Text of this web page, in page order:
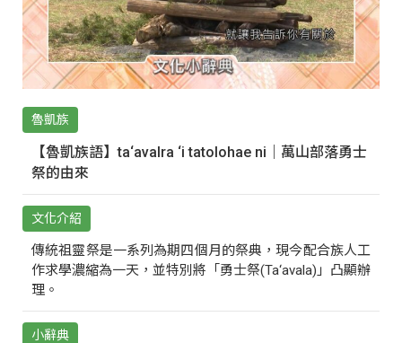
魯凱族
【魯凱族語】ta‘avalra ‘i tatolohae ni｜萬山部落勇士
祭的由來
文化介紹
傳統祖靈祭是一系列為期四個月的祭典，現今配合族人工
作求學濃縮為一天，並特別將「勇士祭(Ta‘avala)」凸顯辦
理。
小辭典